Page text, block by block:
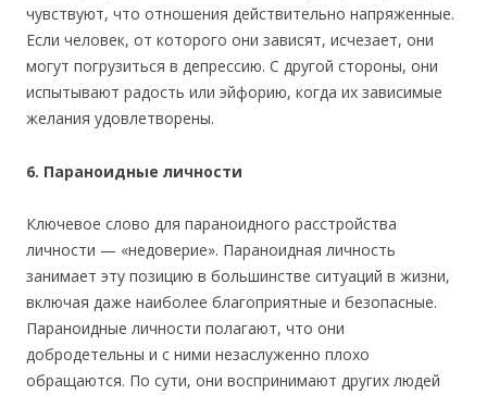
чувствуют, что отношения действительно напряженные.
Если человек, от которого они зависят, исчезает, они
могут погрузиться в депрессию. С другой стороны, они
испытывают радость или эйфорию, когда их зависимые
желания удовлетворены.
6. Параноидные личности
Ключевое слово для параноидного расстройства
личности — «недоверие». Параноидная личность
занимает эту позицию в большинстве ситуаций в жизни,
включая даже наиболее благоприятные и безопасные.
Параноидные личности полагают, что они
добродетельны и с ними незаслуженно плохо
обращаются. По сути, они воспринимают других людей